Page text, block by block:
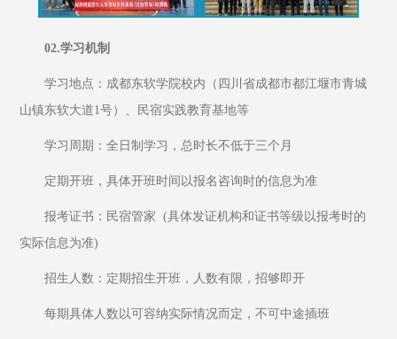
02.学习机制
学习地点：成都东软学院校内（四川省成都市都江堰市青城
山镇东软大道1号）、民宿实践教育基地等
学习周期：全日制学习，总时长不低于三个月
定期开班，具体开班时间以报名咨询时的信息为准
报考证书：民宿管家  (具体发证机构和证书等级以报考时的
实际信息为准)
招生人数：定期招生开班，人数有限，招够即开
每期具体人数以可容纳实际情况而定，不可中途插班